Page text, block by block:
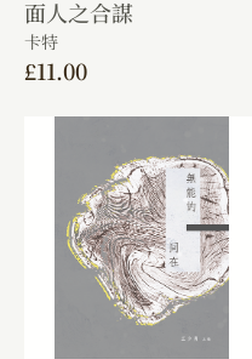
面人之合謀
卡特
£11.00